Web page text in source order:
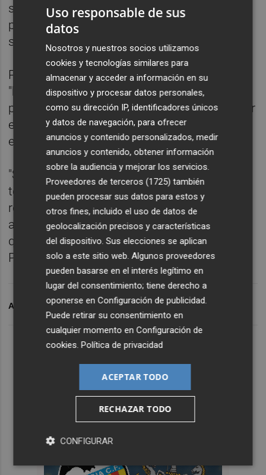
su defensa" y asumió que la CE puede
presentar un recurso de casación a la
sentencia.
Parodi, por último, reiteró que un club
"histórico como el Hércules y que dentro de
poco va a cumplir cien años no puede militar
en Segunda B, ya que como mínimo debe
estar en Segunda".
"Si quitas la sanción, se están poniendo
todas las circunstancias posibles para
regresar al fútbol profesional y una vez allí
afrontar todos los compromisos de pago
que el club tiene hasta la fecha", concluyó
Parodi.
ARCHIVADO EN HÉRCULES CF CARLOS PARODI
Uso responsable de sus
datos
Nosotros y nuestros socios utilizamos
cookies y tecnologías similares para
almacenar y acceder a información en su
dispositivo y procesar datos personales,
como su dirección IP, identificadores únicos
y datos de navegación, para ofrecer
anuncios y contenido personalizados, medir
anuncios y contenido, obtener información
sobre la audiencia y mejorar los servicios.
Proveedores de terceros (1725) también
pueden procesar sus datos para estos y
otros fines, incluido el uso de datos de
geolocalización precisos y características
del dispositivo. Sus elecciones se aplican
solo a este sitio web. Algunos proveedores
pueden basarse en el interés legítimo en
lugar del consentimiento; tiene derecho a
oponerse enConfiguración de publicidad
Puede retirar su consentimiento en
cualquier momento enConfiguración de
cookies .Política de privacidad
ACEPTAR TODO
RECHAZAR TODO
CONFIGURAR